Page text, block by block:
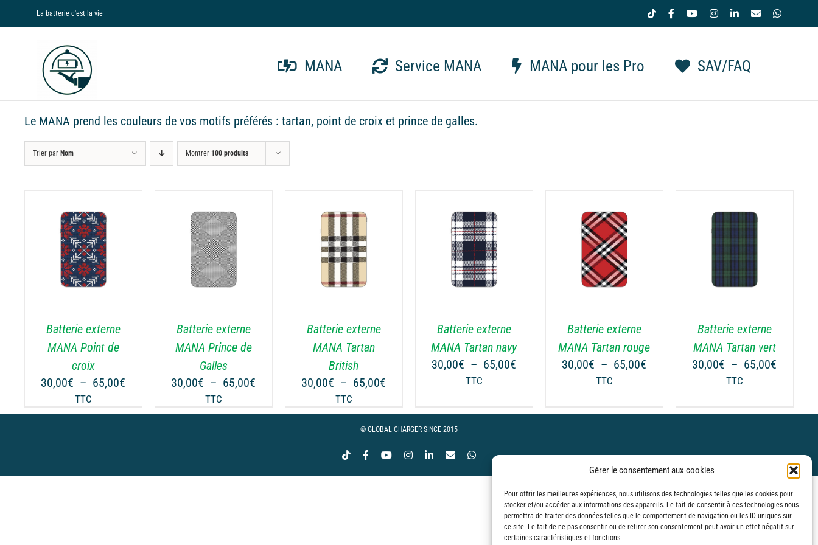
Gérer le consentement aux cookies
Pour offrir les meilleures expériences, nous utilisons des technologies telles que les cookies pour
stocker et/ou accéder aux informations des appareils. Le fait de consentir à ces technologies nous
permettra de traiter des données telles que le comportement de navigation ou les ID uniques sur
ce site. Le fait de ne pas consentir ou de retirer son consentement peut avoir un effet négatif sur
certaines caractéristiques et fonctions.
au
La batterie c'est la vie Tiktok FacebookYouTubeInstagramLinkedIn
Email
MANA Service MANA MANA pour les Pro SAV/FAQ
Le MANA prend les couleurs de vos motifs préférés : tartan, point de croix et prince de galles.
Trier par Nom Montrer 100 produits
Batterie externe
MANA Point de
croix
30,00€ – 65,00€
prix :
TTC
DÉTAILS
Batterie externe
MANA Prince de
Galles
30,00€ – 65,00€
prix :
TTC
DÉTAILS
Batterie externe
MANA Tartan
British
30,00€ – 65,00€
prix :
30,00€
65,00€
TTC
DÉTAILS
Batterie externe
MANA Tartan navy
30,00€ – 65,00€
30,00€
TTC
DÉTAILS
Batterie externe
MANA Tartan rouge
30,00€ – 65,00€
30,00€
TTC
DÉTAILS
Batterie externe
MANA Tartan vert
30,00€ – 65,00€
30,00€
TTC
© GLOBAL CHARGER SINCE 2015
Tiktok FacebookYouTubeInstagramLinkedIn
EmailWhatsApp